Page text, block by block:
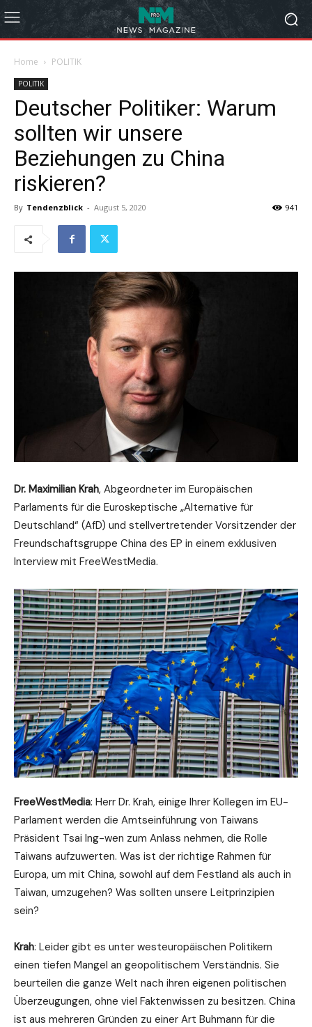
Home POLITIK
POLITIK
Deutscher Politiker: Warum
sollten wir unsere
Beziehungen zu China
riskieren?
By Tendenzblick - August 5, 2020 941
Dr. Maximilian Krah, Abgeordneter im Europäischen
Parlaments für die Euroskeptische „Alternative für
Deutschland“ (AfD) und stellvertretender Vorsitzender der
Freundschaftsgruppe China des EP in einem exklusiven
Interview mit FreeWestMedia.
FreeWestMedia: Herr Dr. Krah, einige Ihrer Kollegen im EU-
Parlament werden die Amtseinführung von Taiwans
Präsident Tsai Ing-wen zum Anlass nehmen, die Rolle
Taiwans aufzuwerten. Was ist der richtige Rahmen für
Europa, um mit China, sowohl auf dem Festland als auch in
Taiwan, umzugehen? Was sollten unsere Leitprinzipien
sein?
Krah: Leider gibt es unter westeuropäischen Politikern
einen tiefen Mangel an geopolitischem Verständnis. Sie
beurteilen die ganze Welt nach ihren eigenen politischen
Überzeugungen, ohne viel Faktenwissen zu besitzen. China
ist aus mehreren Gründen zu einer Art Buhmann für die